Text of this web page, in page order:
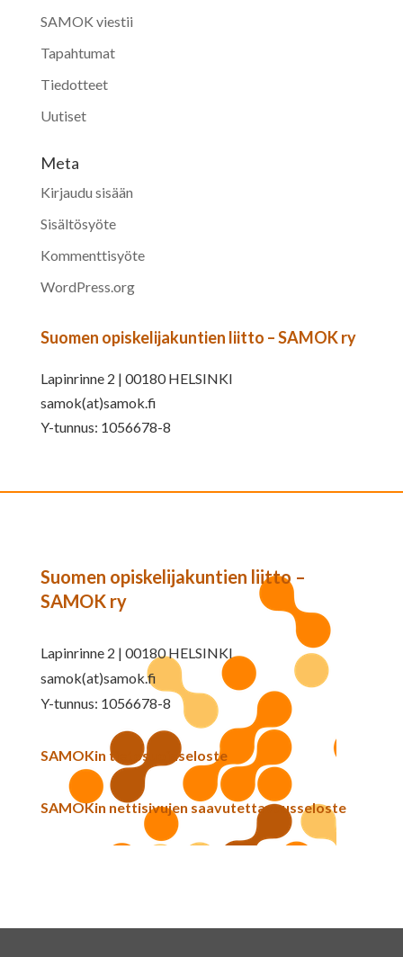
SAMOK viestii
Tapahtumat
Tiedotteet
Uutiset
Meta
Kirjaudu sisään
Sisältösyöte
Kommenttisyöte
WordPress.org
Suomen opiskelijakuntien liitto – SAMOK ry
Lapinrinne 2 | 00180 HELSINKI
samok(at)samok.fi
Y-tunnus: 1056678-8
Suomen opiskelijakuntien liitto –
SAMOK ry
Lapinrinne 2 | 00180 HELSINKI
samok(at)samok.fi
Y-tunnus: 1056678-8
SAMOKin tietosuojaseloste
SAMOKin nettisivujen saavutettavuusseloste